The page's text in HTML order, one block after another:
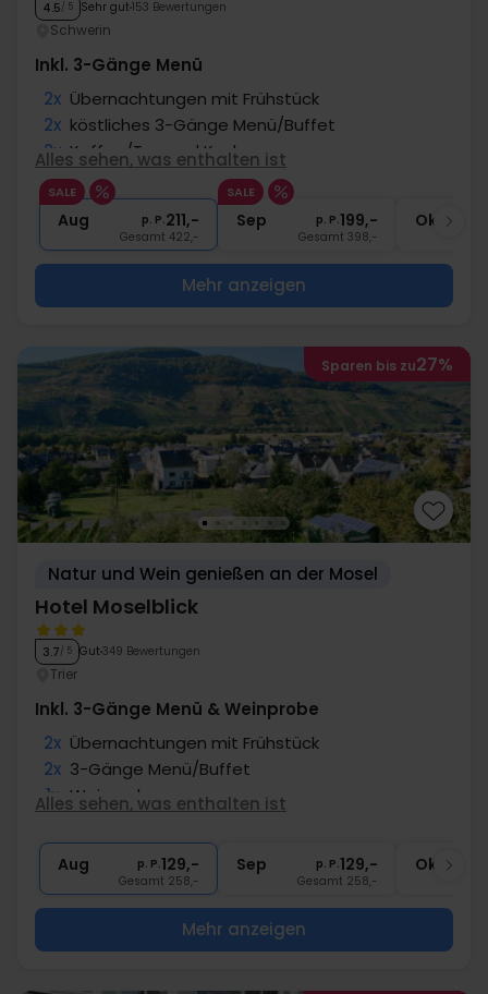
4.5/ 5 Sehr gut 153 Bewertungen
Schwerin
Inkl. 3-Gänge Menü
2x Übernachtungen mit Frühstück
2x köstliches 3-Gänge Menü/Buffet
2x Kaffee/Tee und Kuchen
1x ein Gratisgetränk
∞ Gratis Nutzung Spa-/Wellnessbereich
Alles sehen, was enthalten ist
SALE
Aug p. P.211,-
Gesamt 422,-
SALE
Sep p. P.199,-
Gesamt 398,-
Okt
Mehr anzeigen
Sparen bis zu27%
Natur und Wein genießen an der Mosel
Hotel Moselblick
3.7/ 5 Gut 349 Bewertungen
Trier
Inkl. 3-Gänge Menü & Weinprobe
2x Übernachtungen mit Frühstück
2x 3-Gänge Menü/Buffet
1x Weinprobe
1x Abschiedsgeschenk
Alles sehen, was enthalten ist
Aug p. P.129,-
Gesamt 258,-
Sep p. P.129,-
Gesamt 258,-
Okt
Mehr anzeigen